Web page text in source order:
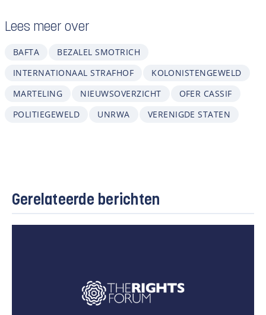
Lees meer over
BAFTA
BEZALEL SMOTRICH
INTERNATIONAAL STRAFHOF
KOLONISTENGEWELD
MARTELING
NIEUWSOVERZICHT
OFER CASSIF
POLITIEGEWELD
UNRWA VERENIGDE STATEN
Gerelateerde berichten